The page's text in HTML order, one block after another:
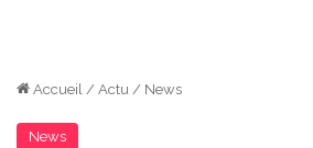
Accueil / Actu / News
News